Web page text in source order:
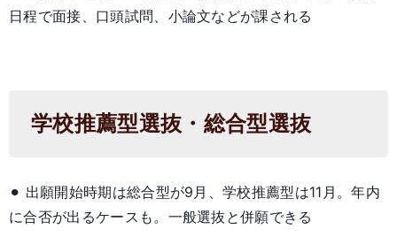
日程で面接、口頭試問、小論文などが課される
学校推薦型選抜・総合型選抜
⚫︎ 出願開始時期は総合型が9月、学校推薦型は11月。年内
に合否が出るケースも。一般選抜と併願できる